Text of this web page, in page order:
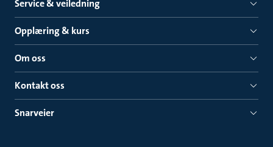
Service & veiledning
Opplæring & kurs
Om oss
Kontakt oss
Snarveier